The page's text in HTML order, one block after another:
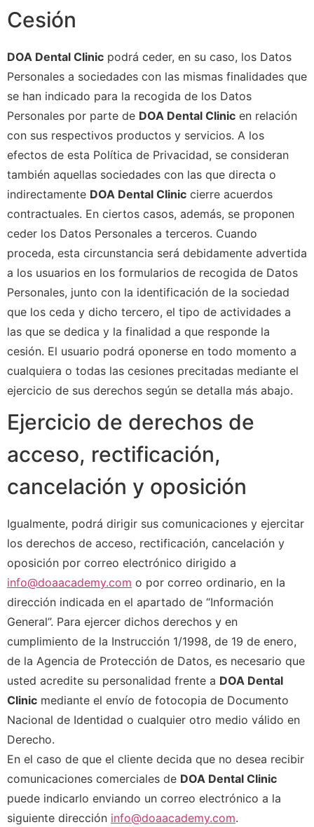
Cesión
DOA Dental Clinic podrá ceder, en su caso, los Datos
Personales a sociedades con las mismas finalidades que
se han indicado para la recogida de los Datos
Personales por parte de DOA Dental Clinic en relación
con sus respectivos productos y servicios. A los
efectos de esta Política de Privacidad, se consideran
también aquellas sociedades con las que directa o
indirectamente DOA Dental Clinic cierre acuerdos
contractuales. En ciertos casos, además, se proponen
ceder los Datos Personales a terceros. Cuando
proceda, esta circunstancia será debidamente advertida
a los usuarios en los formularios de recogida de Datos
Personales, junto con la identificación de la sociedad
que los ceda y dicho tercero, el tipo de actividades a
las que se dedica y la finalidad a que responde la
cesión. El usuario podrá oponerse en todo momento a
cualquiera o todas las cesiones precitadas mediante el
ejercicio de sus derechos según se detalla más abajo.
Ejercicio de derechos de
acceso, rectificación,
cancelación y oposición
Igualmente, podrá dirigir sus comunicaciones y ejercitar
los derechos de acceso, rectificación, cancelación y
oposición por correo electrónico dirigido a
info@doaacademy.com o por correo ordinario, en la
dirección indicada en el apartado de “Información
General”. Para ejercer dichos derechos y en
cumplimiento de la Instrucción 1/1998, de 19 de enero,
de la Agencia de Protección de Datos, es necesario que
usted acredite su personalidad frente a DOA Dental
Clinic mediante el envío de fotocopia de Documento
Nacional de Identidad o cualquier otro medio válido en
Derecho.
En el caso de que el cliente decida que no desea recibir
comunicaciones comerciales de DOA Dental Clinic
puede indicarlo enviando un correo electrónico a la
siguiente dirección info@doaacademy.com.